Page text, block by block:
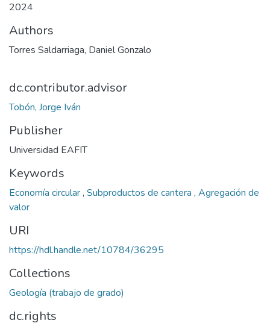
2024
Authors
Torres Saldarriaga, Daniel Gonzalo
dc.contributor.advisor
Tobón, Jorge Iván
Publisher
Universidad EAFIT
Keywords
Economía circular, Subproductos de cantera , Agregación de
valor
URI
https://hdl.handle.net/10784/36295
Collections
Geología (trabajo de grado)
dc.rights